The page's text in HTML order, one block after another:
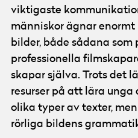
viktigaste
människor ägnar
bilder, både sådana som
professionella
skapar själva. Trots det
resurser på att lära
olika typer av texter,
rörliga bildens